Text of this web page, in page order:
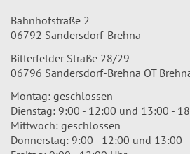
Bahnhofstraße 2
06792 Sandersdorf-Brehna
Bitterfelder Straße 28/29
06796 Sandersdorf-Brehna OT
Montag: geschlossen
Dienstag: 9:00 - 12:00 und 13:00 -
Mittwoch: geschlossen
Donnerstag: 9:00 - 12:00 und 13:00